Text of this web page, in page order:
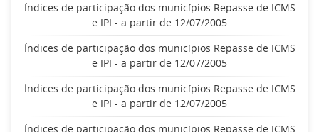
Índices de participação dos municípios Repasse de ICMS
e IPI - a partir de 12/07/2005
Índices de participação dos municípios Repasse de ICMS
e IPI - a partir de 12/07/2005
Índices de participação dos municípios Repasse de ICMS
e IPI - a partir de 12/07/2005
Índices de participação dos municípios Repasse de ICMS